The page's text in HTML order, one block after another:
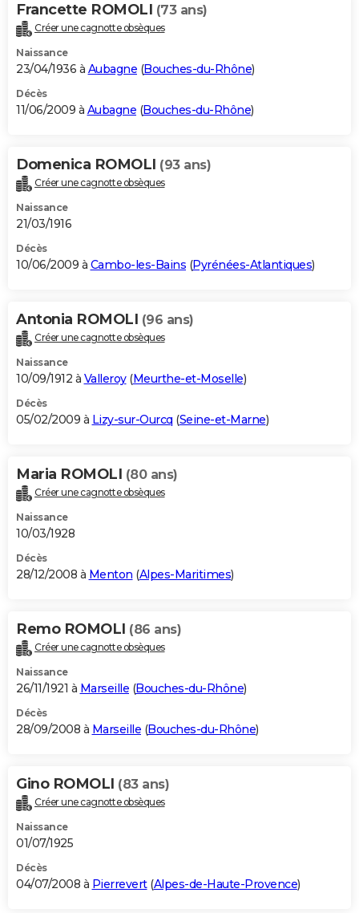
Francette ROMOLI (73 ans)
Créer une cagnotte obsèques
Naissance
23/04/1936 à Aubagne (Bouches-du-Rhône)
Décès
11/06/2009 à Aubagne (Bouches-du-Rhône)
Domenica ROMOLI (93 ans)
Créer une cagnotte obsèques
Naissance
21/03/1916
Décès
10/06/2009 à Cambo-les-Bains (Pyrénées-Atlantiques)
Antonia ROMOLI (96 ans)
Créer une cagnotte obsèques
Naissance
10/09/1912 à Valleroy(Meurthe-et-Moselle)
Décès
05/02/2009 à Lizy-sur-Ourcq (Seine-et-Marne)
Maria ROMOLI (80 ans)
Créer une cagnotte obsèques
Naissance
10/03/1928
Décès
28/12/2008 à Menton (Alpes-Maritimes)
Remo ROMOLI (86 ans)
Créer une cagnotte obsèques
Naissance
26/11/1921 à Marseille (Bouches-du-Rhône)
Décès
28/09/2008 à Marseille (Bouches-du-Rhône)
Gino ROMOLI (83 ans)
Créer une cagnotte obsèques
Naissance
01/07/1925
Décès
04/07/2008 à Pierrevert(Alpes-de-Haute-Provence)